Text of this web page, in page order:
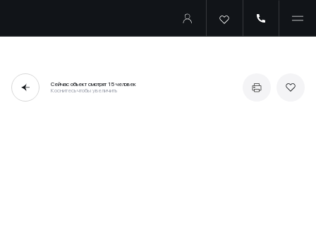
Сейчас объект смотрят15 человек
Коснитесь чтобы увеличить